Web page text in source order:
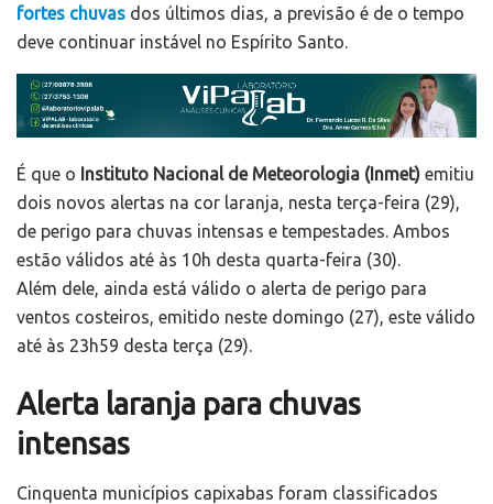
fortes chuvas dos últimos dias, a previsão é de o tempo
deve continuar instável no Espírito Santo.
É que o Instituto Nacional de Meteorologia (Inmet) emitiu
dois novos alertas na cor laranja, nesta terça-feira (29),
de perigo para chuvas intensas e tempestades. Ambos
estão válidos até às 10h desta quarta-feira (30).
Além dele, ainda está válido o alerta de perigo para
ventos costeiros, emitido neste domingo (27), este válido
até às 23h59 desta terça (29).
Alerta laranja para chuvas
intensas
Cinquenta municípios capixabas foram classificados